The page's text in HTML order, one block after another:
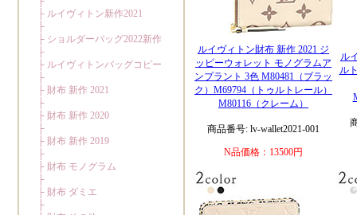
ルイヴィトン財布 新作 2021 ジ
ッピーウォレット モノグラムア
ンプラント 3色 M80481（ブラッ
ク）M69794（トゥルトレール）
M80116（クレーム）
商品番号: lv-wallet2021-001
N品価格：13500円
ル
ル